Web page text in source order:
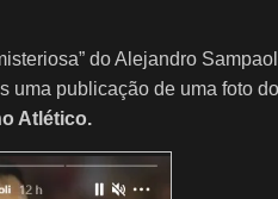
do Alejandro
uma publicação de uma foto
Atlético.